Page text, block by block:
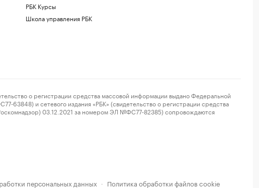
РБК Курсы
Школа управления РБК
о регистрации средства массовой информации выдано Федеральной
63848) и сетевого издания «РБК» (свидетельство о регистрации средства
03.12.2021 за номером ЭЛ №ФС77-82385) сопровождаются
персональных данных · Политика обработки файлов cookie